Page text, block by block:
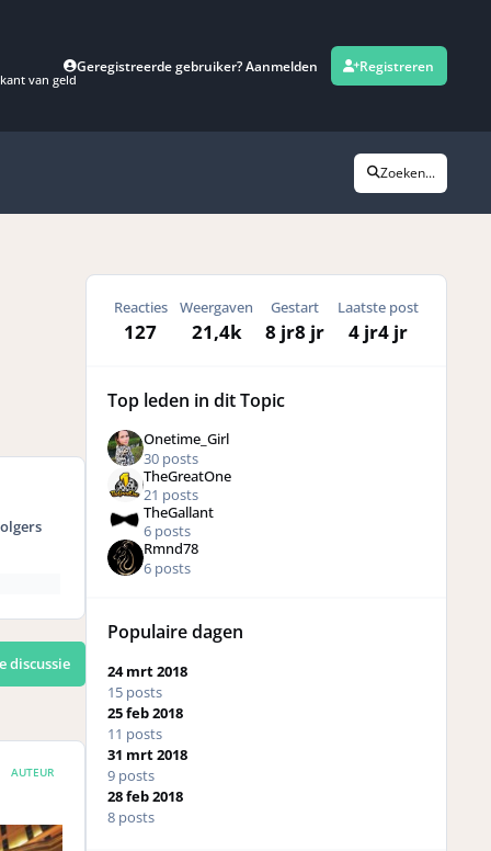
van geld
Geregistreerde gebruiker? Aanmelden Registreren
Zoeken...
discussie
AUTEUR
Reacties
127
Weergaven
21,4k
Gestart
8 jr8 jr
Laatste post
4 jr4 jr
Top leden in dit Topic
Onetime_Girl
30 posts
TheGreatOne
21 posts
TheGallant
6 posts
Rmnd78
6 posts
Populaire dagen
24 mrt 2018
15 posts
25 feb 2018
11 posts
31 mrt 2018
9 posts
28 feb 2018
8 posts